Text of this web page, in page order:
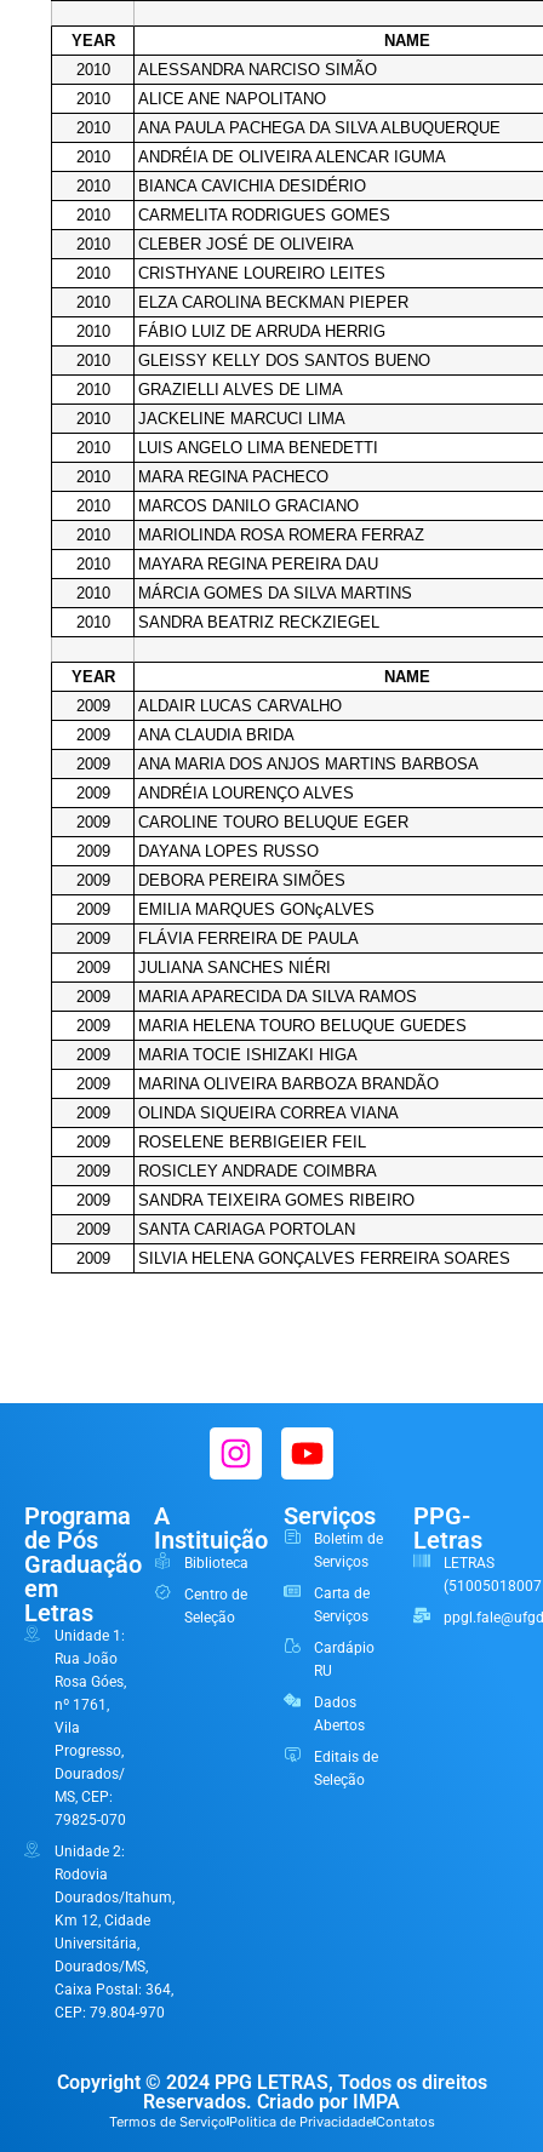
YEAR
NAME
2010
ALESSANDRA NARCISO SIMÃO
2010
ALICE ANE NAPOLITANO
2010
ANA PAULA PACHEGA DA SILVA ALBUQUERQUE
2010
ANDRÉIA DE OLIVEIRA ALENCAR IGUMA
2010
BIANCA CAVICHIA DESIDÉRIO
2010
CARMELITA RODRIGUES GOMES
2010
CLEBER JOSÉ DE OLIVEIRA
2010
CRISTHYANE LOUREIRO LEITES
2010
ELZA CAROLINA BECKMAN PIEPER
2010
FÁBIO LUIZ DE ARRUDA HERRIG
2010
GLEISSY KELLY DOS SANTOS BUENO
2010
GRAZIELLI ALVES DE LIMA
2010
JACKELINE MARCUCI LIMA
2010
LUIS ANGELO LIMA BENEDETTI
2010
MARA REGINA PACHECO
2010
MARCOS DANILO GRACIANO
2010
MARIOLINDA ROSA ROMERA FERRAZ
2010
MAYARA REGINA PEREIRA DAU
2010
MÁRCIA GOMES DA SILVA MARTINS
2010
SANDRA BEATRIZ RECKZIEGEL
YEAR
NAME
2009
ALDAIR LUCAS CARVALHO
2009
ANA CLAUDIA BRIDA
2009
ANA MARIA DOS ANJOS MARTINS BARBOSA
2009
ANDRÉIA LOURENÇO ALVES
2009
CAROLINE TOURO BELUQUE EGER
2009
DAYANA LOPES RUSSO
2009
DEBORA PEREIRA SIMÕES
2009
EMILIA MARQUES GONçALVES
2009
FLÁVIA FERREIRA DE PAULA
2009
JULIANA SANCHES NIÉRI
2009
MARIA APARECIDA DA SILVA RAMOS
2009
MARIA HELENA TOURO BELUQUE GUEDES
2009
MARIA TOCIE ISHIZAKI HIGA
2009
MARINA OLIVEIRA BARBOZA BRANDÃO
2009
OLINDA SIQUEIRA CORREA VIANA
2009
ROSELENE BERBIGEIER FEIL
2009
ROSICLEY ANDRADE COIMBRA
2009
SANDRA TEIXEIRA GOMES RIBEIRO
2009
SANTA CARIAGA PORTOLAN
2009
SILVIA HELENA GONÇALVES FERREIRA SOARES
Programa
de Pós
Graduação
em
Letras
Unidade 1:
Rua João
Rosa Góes,
nº 1761,
Vila
Progresso,
Dourados/
MS, CEP:
79825-070
Unidade 2:
Rodovia
Dourados/Itahum,
Km 12, Cidade
Universitária,
Dourados/MS,
Caixa Postal: 364,
CEP: 79.804-970
A
Instituição
Biblioteca
Centro de
Seleção
Serviços
Boletim de
Serviços
Carta de
Serviços
Cardápio
RU
Dados
Abertos
Editais de
Seleção
PPG-
Letras
LETRAS
Copyright © 2024 PPG LETRAS, Todos os direitos
Reservados. Criado por IMPA
Termos de ServiçoPolitica de PrivacidadeContatos